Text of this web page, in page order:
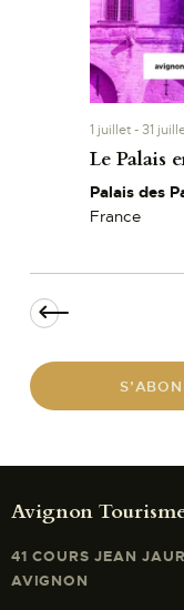
Le Palais
1 juillet-31
Palais des
France
Avignon
41 COURS JEAN
AVIGNON